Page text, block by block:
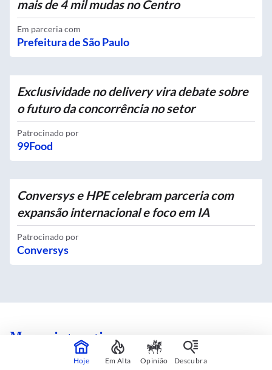
mais de 4 mil mudas no Centro
Em parceria com
Prefeitura de São Paulo
Exclusividade no delivery vira debate sobre
o futuro da concorrência no setor
Patrocinado por
99Food
Conversys e HPE celebram parceria com
expansão internacional e foco em IA
Patrocinado por
Conversys
Mapas interativos
Hoje Em Alta Opinião Descubra